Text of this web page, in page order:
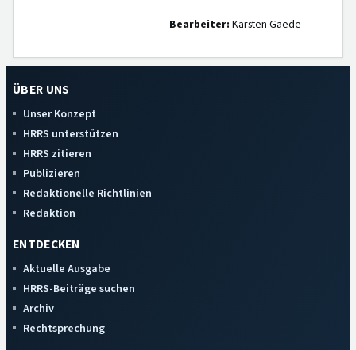
Bearbeiter: Karsten Gaede
ÜBER UNS
Unser Konzept
HRRS unterstützen
HRRS zitieren
Publizieren
Redaktionelle Richtlinien
Redaktion
ENTDECKEN
Aktuelle Ausgabe
HRRS-Beiträge suchen
Archiv
Rechtsprechung